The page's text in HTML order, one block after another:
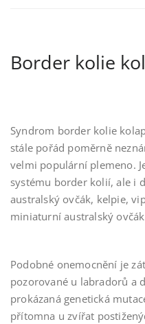
Border kolie
Syndrom border kolie
stále pořád poměrně
velmi populární plemeno.
systému border kolií, ale i
australský ovčák, kelpie,
miniaturní australský
Podobné onemocnění je
pozorované u labradorů a
prokázaná genetická
přítomna u zvířat